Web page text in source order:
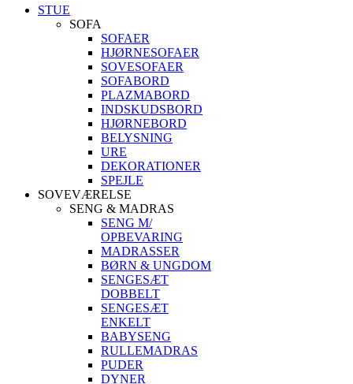
STUE
SOFA
SOFAER
HJØRNESOFAER
SOVESOFAER
SOFABORD
PLAZMABORD
INDSKUDSBORD
HJØRNEBORD
BELYSNING
URE
DEKORATIONER
SPEJLE
SOVEVÆRELSE
SENG & MADRAS
SENG M/
OPBEVARING
MADRASSER
BØRN & UNGDOM
SENGESÆT
DOBBELT
SENGESÆT
ENKELT
BABYSENG
RULLEMADRAS
PUDER
DYNER